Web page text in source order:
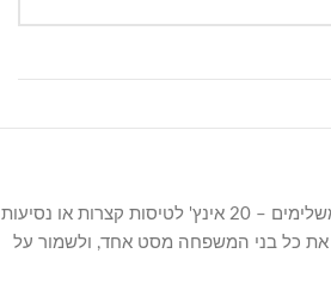
סט מזוודות Swiss Royal Monaco בצבע ג'ינס נועד לנוסעים שמחפשים פתרון אחסון שלם למשפחה או לנסיעות ארוכות, עם שלוש מזוודות בגדלים משלימים – 20 אינץ' לטיסות קצרות או נסיעות
לצייד את כל בני המשפחה מסט אחד, ולשמור על